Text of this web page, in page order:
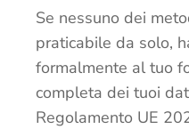
Se nessuno dei
praticabile da solo,
formalmente al tuo
completa dei tuoi
Regolamento UE